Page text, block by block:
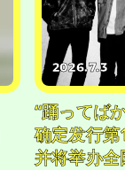
2026.7.3
“踊ってば
确定发行
并将举办全